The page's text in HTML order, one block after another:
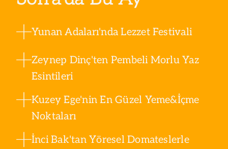
Yunan Adaları'nda Lezzet Festivali
Zeynep Dinç'ten Pembeli Morlu Yaz
Esintileri
Kuzey Ege'nin En Güzel Yeme&İçme
Noktaları
İnci Bak'tan Yöresel Domateslerle